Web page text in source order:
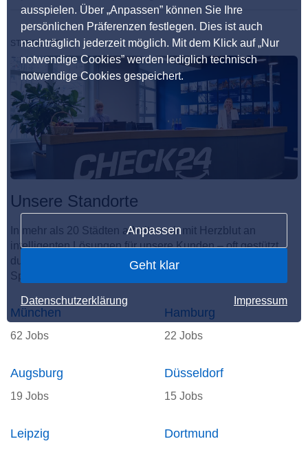
ausspielen. Über „Anpassen” können Sie Ihre
persönlichen Präferenzen festlegen. Dies ist auch
nachträglich jederzeit möglich. Mit dem Klick auf „Nur
notwendige Cookies” werden lediglich technisch
notwendige Cookies gespeichert.
Anpassen
Geht klar
Datenschutzerklärung Impressum
STANDORTE
Unsere Standorte
In mehr als 20 Städten arbeiten wir mit Herzblut an
intelligenten Lösungen für unsere Kunden – oft gestützt
durch KI. Hier entsteht der unvergleichliche CHECKito
Spirit.
München
62 Jobs
Dortmund
Hamburg
22 Jobs
Leipzig
Augsburg
19 Jobs
Düsseldorf
15 Jobs